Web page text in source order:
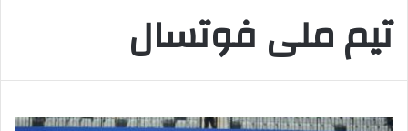
تیم ملی فوتسال